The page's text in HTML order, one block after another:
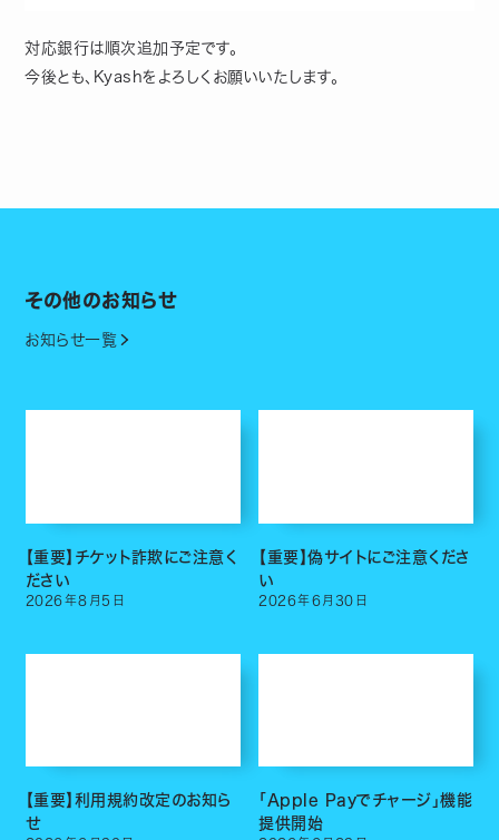
対応銀行は順次追加予定です。
今後とも、Kyashをよろしくお願いいたします。
その他のお知らせ
お知らせ一覧
【重要】チケット詐欺にご注意く
ださい
2026年8 月 5 日
【重要】偽サイトにご注意くださ
い
2026年6 月 30 日
【重要】利用規約改定のお知ら
せ
「Apple Payでチャージ」機能
提供開始